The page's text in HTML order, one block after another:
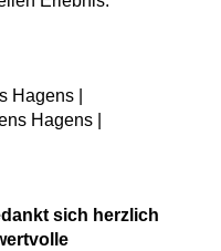
sich herzlich